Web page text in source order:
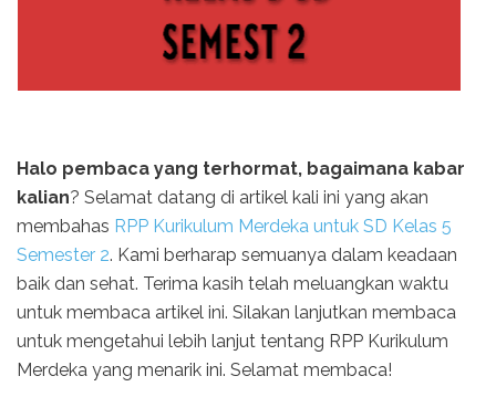
Halo pembaca yang terhormat, bagaimana kabar
kalian? Selamat datang di artikel kali ini yang akan
membahas RPP Kurikulum Merdeka untuk SD Kelas 5
Semester 2. Kami berharap semuanya dalam keadaan
baik dan sehat. Terima kasih telah meluangkan waktu
untuk membaca artikel ini. Silakan lanjutkan membaca
untuk mengetahui lebih lanjut tentang RPP Kurikulum
Merdeka yang menarik ini. Selamat membaca!